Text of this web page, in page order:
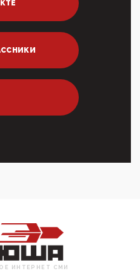
2025 года превысило 63
не наносить удары по
благосклонно
христианам провести
ИНТЕРНЕТ СМИ